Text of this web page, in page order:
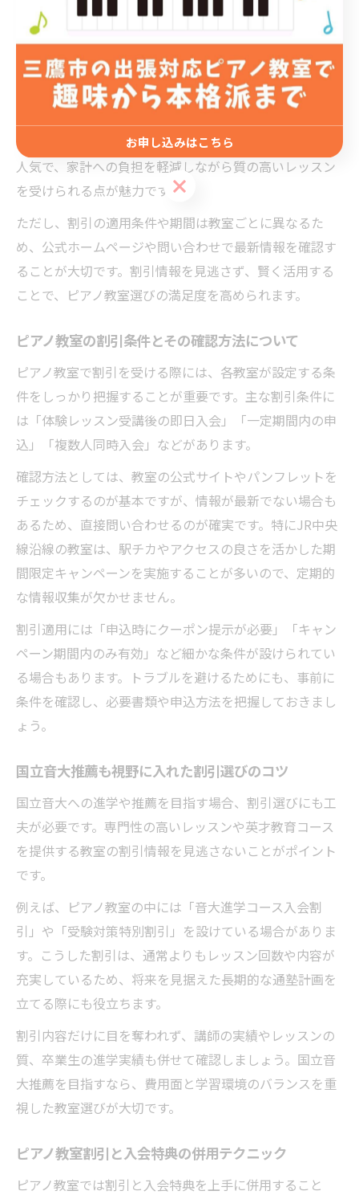
には「新規入会割引」「兄弟・家族割引」「期間限定キ
ャンペーン」などがあり、特に春や秋の新学期シーズン
には大幅な割引が適用されることも少なくありません。
例えば、新規入会者向けの割引は初月の月謝が半額にな
す。さらに、兄弟や家族で同じ教室に通う場合の割引も
人気で、家計への負担を軽減しながら質の高いレッスン
を受けられる点が魅力です。
ただし、割引の適用条件や期間は教室ごとに異なるた
め、公式ホームページや問い合わせで最新情報を確認す
ることが大切です。割引情報を見逃さず、賢く活用する
ことで、ピアノ教室選びの満足度を高められます。
ピアノ教室の割引条件とその確認方法について
ピアノ教室で割引を受ける際には、各教室が設定する条
件をしっかり把握することが重要です。主な割引条件に
は「体験レッスン受講後の即日入会」「一定期間内の申
込」「複数人同時入会」などがあります。
確認方法としては、教室の公式サイトやパンフレットを
チェックするのが基本ですが、情報が最新でない場合も
あるため、直接問い合わせるのが確実です。特にJR中央
線沿線の教室は、駅チカやアクセスの良さを活かした期
間限定キャンペーンを実施することが多いので、定期的
な情報収集が欠かせません。
割引適用には「申込時にクーポン提示が必要」「キャン
ペーン期間内のみ有効」など細かな条件が設けられてい
る場合もあります。トラブルを避けるためにも、事前に
条件を確認し、必要書類や申込方法を把握しておきまし
ょう。
国立音大推薦も視野に入れた割引選びのコツ
国立音大への進学や推薦を目指す場合、割引選びにも工
夫が必要です。専門性の高いレッスンや英才教育コース
を提供する教室の割引情報を見逃さないことがポイント
です。
例えば、ピアノ教室の中には「音大進学コース入会割
引」や「受験対策特別割引」を設けている場合がありま
す。こうした割引は、通常よりもレッスン回数や内容が
充実しているため、将来を見据えた長期的な通塾計画を
立てる際にも役立ちます。
割引内容だけに目を奪われず、講師の実績やレッスンの
質、卒業生の進学実績も併せて確認しましょう。国立音
大推薦を目指すなら、費用面と学習環境のバランスを重
視した教室選びが大切です。
ピアノ教室割引と入会特典の併用テクニック
ピアノ教室では割引と入会特典を上手に併用すること
お申し込みはこちら
お申し込みはこちら